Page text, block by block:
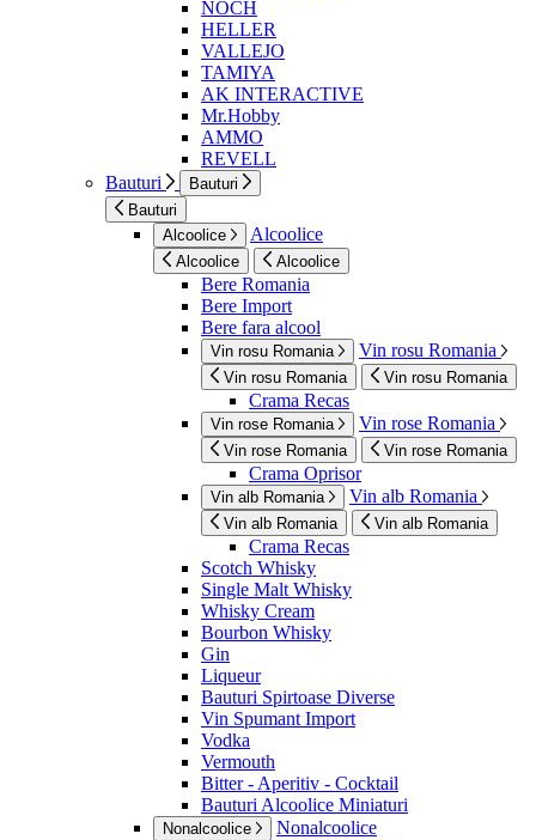
NOCH
HELLER
VALLEJO
TAMIYA
AK INTERACTIVE
Mr.Hobby
AMMO
REVELL
Bauturi
Bauturi
Bauturi
Alcoolice
Alcoolice
Alcoolice Alcoolice
Bere Romania
Bere Import
Bere fara alcool
Vin rosu Romania Vin rosu Romania
Vin rosu Romania Vin rosu Romania
Crama Recas
Vin rose Romania Vin rose Romania
Vin rose Romania Vin rose Romania
Crama Oprisor
Vin alb Romania Vin alb Romania
Vin alb Romania Vin alb Romania
Crama Recas
Scotch Whisky
Single Malt Whisky
Whisky Cream
Bourbon Whisky
Gin
Liqueur
Bauturi Spirtoase Diverse
Vin Spumant Import
Vodka
Vermouth
Bitter - Aperitiv - Cocktail
Bauturi Alcoolice Miniaturi
Nonalcoolice Nonalcoolice